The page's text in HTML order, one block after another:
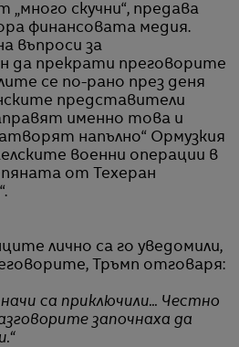
„много скучни“, предава
финансовата медия.
въпроси за
да прекрати преговорите
се по-рано през деня
представители
именно това и
напълно“ Ормузкия
военни операции в
от Техеран
лично са го уведомили,
Тръмп отговаря:
са приключили... Честно
започнаха да